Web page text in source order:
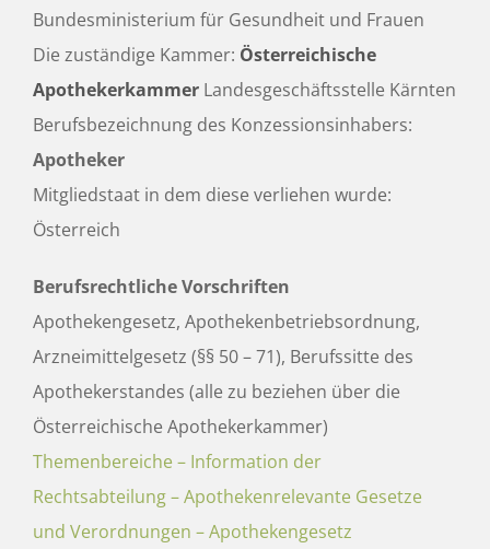
Bundesministerium für Gesundheit und Frauen
Die zuständige Kammer: Österreichische
Apothekerkammer Landesgeschäftsstelle Kärnten
Berufsbezeichnung des Konzessionsinhabers:
Apotheker
Mitgliedstaat in dem diese verliehen wurde:
Österreich
Berufsrechtliche Vorschriften
Apothekengesetz, Apothekenbetriebsordnung,
Arzneimittelgesetz (§§ 50 – 71), Berufssitte des
Apothekerstandes (alle zu beziehen über die
Österreichische Apothekerkammer)
Themenbereiche – Information der
Rechtsabteilung – Apothekenrelevante Gesetze
und Verordnungen – Apothekengesetz